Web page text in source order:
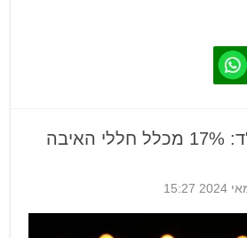
יום הזיכרון תשפ"ד: 17% מכלל חללי האיבה